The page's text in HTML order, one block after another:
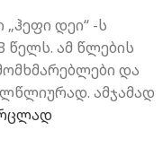
დეი“ -ს
წელს. ამ წლების
და
ამჯამად